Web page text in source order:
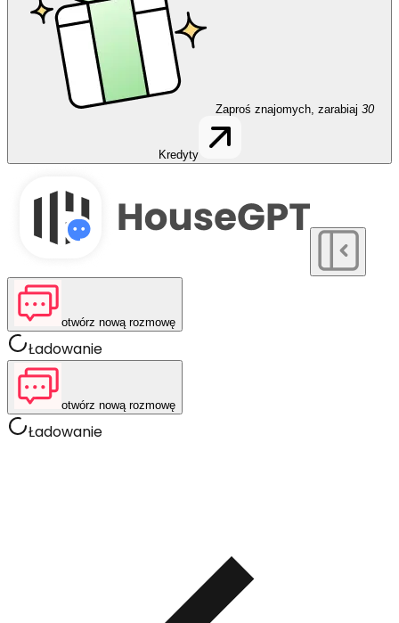
Zaproś znajomych, zarabiaj 30
Kredyty
otwórz nową rozmowę
Ładowanie
otwórz nową rozmowę
Ładowanie